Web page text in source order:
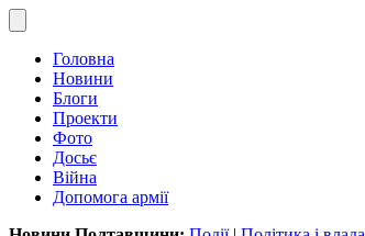
Головна
Новини
Блоги
Проекти
Фото
Досьє
Війна
Допомога армії